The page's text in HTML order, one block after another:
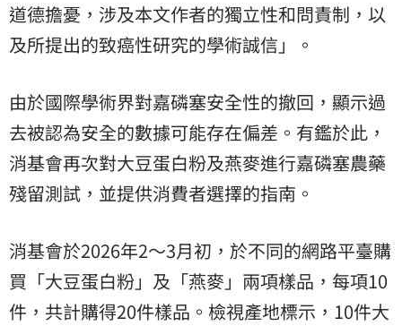
道德擔憂，涉及本文作者的獨立性和問責制，以
及所提出的致癌性研究的學術誠信」。
由於國際學術界對嘉磷塞安全性的撤回，顯示過
去被認為安全的數據可能存在偏差。有鑑於此，
消基會再次對大豆蛋白粉及燕麥進行嘉磷塞農藥
殘留測試，並提供消費者選擇的指南。
消基會於2026年2～3月初，於不同的網路平臺購
買「大豆蛋白粉」及「燕麥」兩項樣品，每項10
件，共計購得20件樣品。檢視產地標示，10件大